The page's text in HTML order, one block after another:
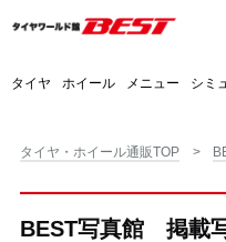
タイヤ ホイール メニュー シミ
タイヤ・ホイール通販TOP
BEST写真館 掲載